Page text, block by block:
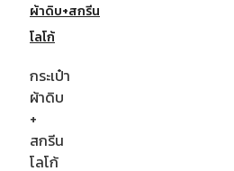
ผ้าดิบ+สกรีน
โลโก้
กระเป๋า
ผ้าดิบ
+
สกรีน
โลโก้